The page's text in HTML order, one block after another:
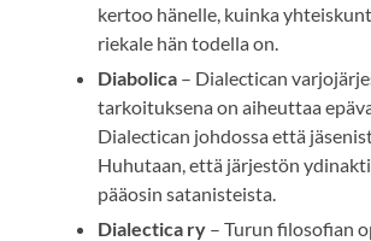
kertoo hänelle, kuinka
riekale hän todella on.
Diabolica – Dialectican
tarkoituksena on aiheuttaa
Dialectican johdossa että
Huhutaan, että järjestön
pääosin satanisteista.
Dialectica ry – Turun filosofian